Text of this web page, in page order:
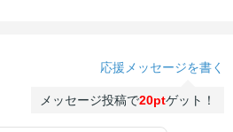
応援メッセージを書く
メッセージ投稿で20ptゲット！